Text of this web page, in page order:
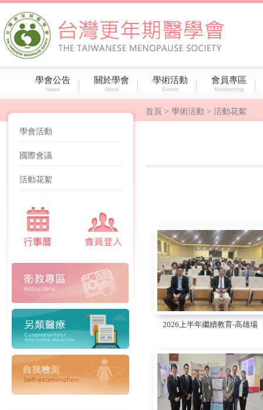
學會公告
News
關於學會
About
學術活動
Events
會員專區
Membership
學會活動
國際會議
活動花絮
首頁 > 學術活動 > 活動花絮
2026上半年繼續教育-高雄場